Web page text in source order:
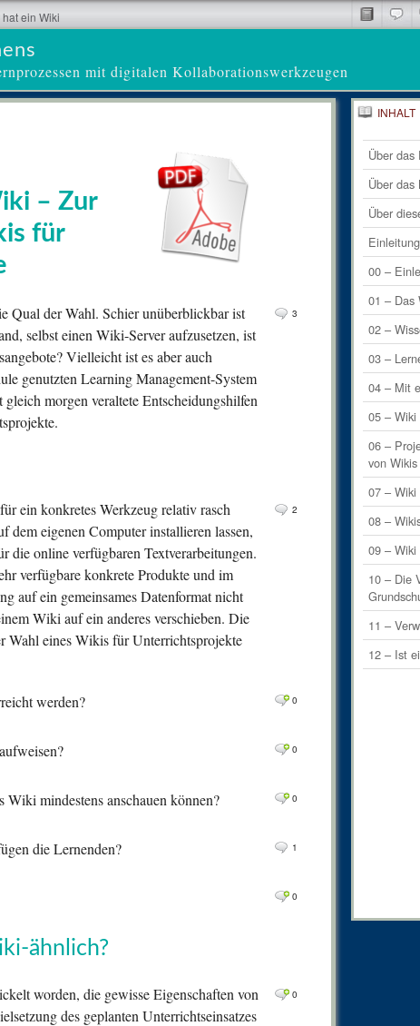
mit digitalen Kollaborationswerkzeugen
ein Wiki
– Zur
für
3
Qual der Wahl. Schier unüberblickbar ist
selbst einen Wiki-Server aufzusetzen, ist
Vielleicht ist es aber auch
genutzten Learning Management-System
morgen veraltete Entscheidungshilfen
2
ein konkretes Werkzeug relativ rasch
eigenen Computer installieren lassen,
die online verfügbaren Textverarbeitungen.
verfügbare konkrete Produkte und im
auf ein gemeinsames Datenformat nicht
Wiki auf ein anderes verschieben. Die
Wahl eines Wikis für Unterrichtsprojekte
0
werden?
0
0
mindestens anschauen können?
1
die Lernenden?
0
ähnlich?
0
worden, die gewisse Eigenschaften von
des geplanten Unterrichtseinsatzes
INHALT
27
3
2
0
0
0
1
0
0
0
0
0
0
1
0
0
Über das
Über das
Über
00 –
01 – Das
02 –
03 –
04 – Mit
05 – Wiki
06 –
von Wikis
07 – Wiki
08 –
09 – Wiki
10 – Die
11 –
12 – Ist
Letzte
Letzte